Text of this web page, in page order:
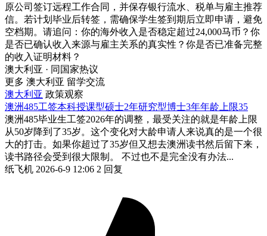
原公司签订远程工作合同，并保存银行流水、税单与雇主推荐
信。若计划毕业后转签，需确保学生签到期后立即申请，避免
空档期。请追问：你的海外收入是否稳定超过24,000马币？你
是否已确认收入来源与雇主关系的真实性？你是否已准备完整
的收入证明材料？
澳大利亚 · 同国家热议
更多 澳大利亚 留学交流
澳大利亚 政策观察
澳洲485工签本科授课型硕士2年研究型博士3年年龄上限35
澳洲485毕业生工签2026年的调整，最受关注的就是年龄上限
从50岁降到了35岁。这个变化对大龄申请人来说真的是一个很
大的打击。如果你超过了35岁但又想去澳洲读书然后留下来，
读书路径会受到很大限制。 不过也不是完全没有办法...
纸飞机 2026-6-9 12:06 2 回复